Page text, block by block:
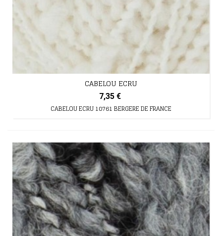
CABELOU ECRU
7,35 €
CABELOU ECRU 10761 BERGERE DE FRANCE